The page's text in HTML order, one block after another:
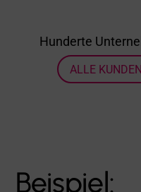
Hunderte
ALLE
Beispiel: